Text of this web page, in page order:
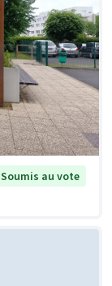
Soumis au vote